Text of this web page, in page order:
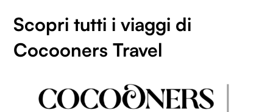
Scopri tutti i viaggi di
Cocooners Travel